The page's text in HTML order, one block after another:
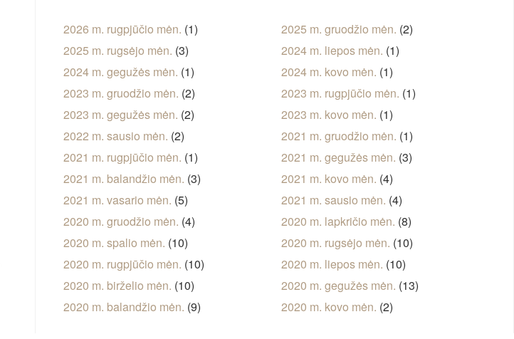
2026 m. rugpjūčio mėn. (1) 2025 m. gruodžio mėn. (2)
2025 m. rugsėjo mėn. (3) 2024 m. liepos mėn. (1)
2024 m. gegužės mėn. (1) 2024 m. kovo mėn. (1)
2023 m. gruodžio mėn. (2) 2023 m. rugpjūčio mėn. (1)
2023 m. gegužės mėn. (2) 2023 m. kovo mėn. (1)
2022 m. sausio mėn. (2) 2021 m. gruodžio mėn. (1)
2021 m. rugpjūčio mėn. (1) 2021 m. gegužės mėn. (3)
2021 m. balandžio mėn. (3) 2021 m. kovo mėn. (4)
2021 m. vasario mėn. (5) 2021 m. sausio mėn. (4)
2020 m. gruodžio mėn. (4) 2020 m. lapkričio mėn. (8)
2020 m. spalio mėn. (10) 2020 m. rugsėjo mėn. (10)
2020 m. rugpjūčio mėn. (10) 2020 m. liepos mėn. (10)
2020 m. birželio mėn. (10) 2020 m. gegužės mėn. (13)
2020 m. balandžio mėn. (9) 2020 m. kovo mėn. (2)